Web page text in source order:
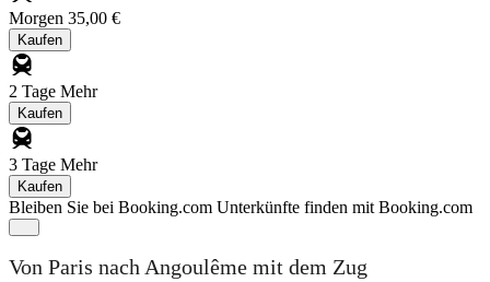
Morgen 35,00 €
Kaufen
2 Tage Mehr
Kaufen
3 Tage Mehr
Kaufen
Bleiben Sie bei Booking.com Unterkünfte finden mit Booking.com
Von Paris nach Angoulême mit dem Zug